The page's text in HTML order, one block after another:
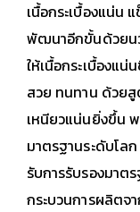
เนื้อกระเบื้องแน่น
พัฒนาอีกขั้นด้วยนวั
ให้เนื้อกระเบื้องแ
สวย ทนทาน ด้วยสู
เหนียวแน่นยิ่งขึ้น
มาตรฐานระดับโล
รับการรับรองมาต
กระบวนการผลิตจ